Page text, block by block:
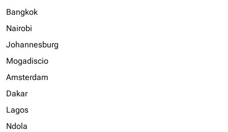
Bangkok
Nairobi
Johannesburg
Mogadiscio
Amsterdam
Dakar
Lagos
Ndola